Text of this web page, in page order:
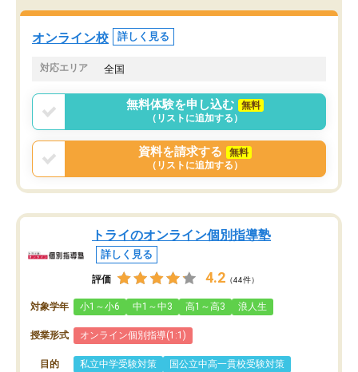
オンラインツールを使用した単語帳の
共有があり宿題もそちらで出される形
でした。
言う事で講師変更の申し出があり、あ
まりに短期での変更だった為、塾に通
う事にして退会しました。遅れも取り
戻せ、授業内容や講師の方は良かった
と思います。
くなってきたようなので
オンライン校 詳しく見る
対応エリア 全国
無料体験を申し込む
無料
（リストに追加する）
資料を請求する
無料
（リストに追加する）
トライのオンライン個別指導塾
詳しく見る
評価 4.2 （44件）
対象学年 小1～小6 中1～中3 高1～高3 浪人生
授業形式 オンライン個別指導(1:1)
目的 私立中学受験対策
国公立中高一貫校受験対策